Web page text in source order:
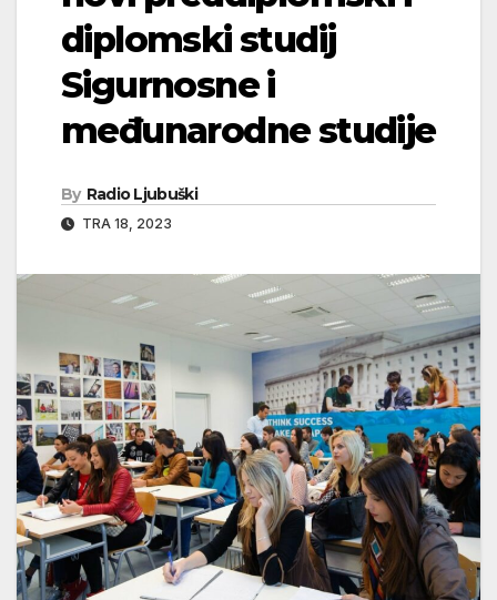
diplomski studij
Sigurnosne i
međunarodne studije
By Radio Ljubuški
TRA 18, 2023